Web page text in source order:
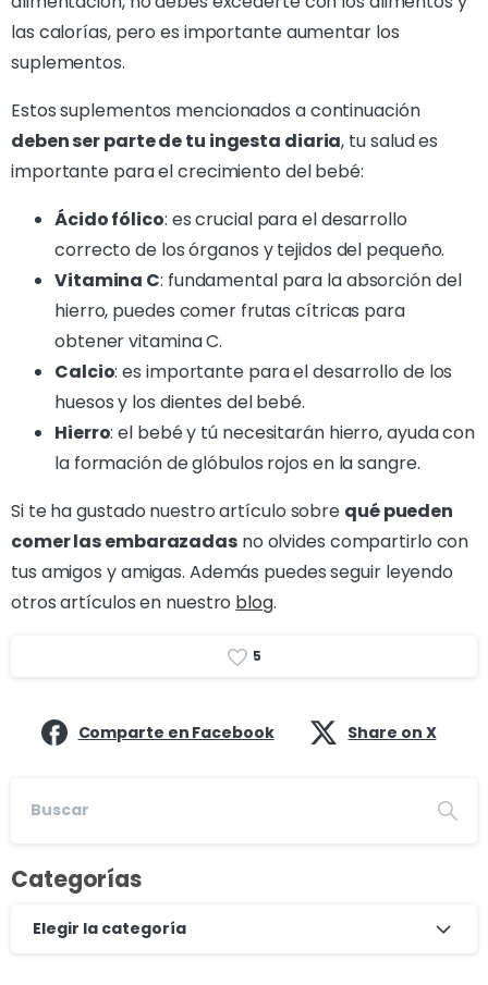
las calorías, pero es importante aumentar los
suplementos.
Estos suplementos mencionados a continuación
deben ser parte de tu ingesta diaria, tu salud es
importante para el crecimiento del bebé:
Ácido fólico: es crucial para el desarrollo
correcto de los órganos y tejidos del pequeño.
Vitamina C: fundamental para la absorción del
hierro, puedes comer frutas cítricas para
obtener vitamina C.
Calcio: es importante para el desarrollo de los
huesos y los dientes del bebé.
Hierro: el bebé y tú necesitarán hierro, ayuda con
la formación de glóbulos rojos en la sangre.
Si te ha gustado nuestro artículo sobre qué pueden
comer las embarazadasno olvides compartirlo con
tus amigos y amigas. Además puedes seguir leyendo
otros artículos en nuestro blog.
5
Comparte en Facebook Share on X
Categorías
Elegir la categoría